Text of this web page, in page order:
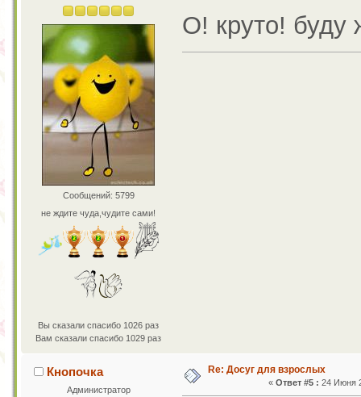
Сообщений: 5799
не ждите чуда,чудите сами!
Вы сказали спасибо 1026 раз
Вам сказали спасибо 1029 раз
О! круто! буду
Кнопочка
Администратор
Re: Досуг для взрослых
« Ответ #5 : 24 Июня